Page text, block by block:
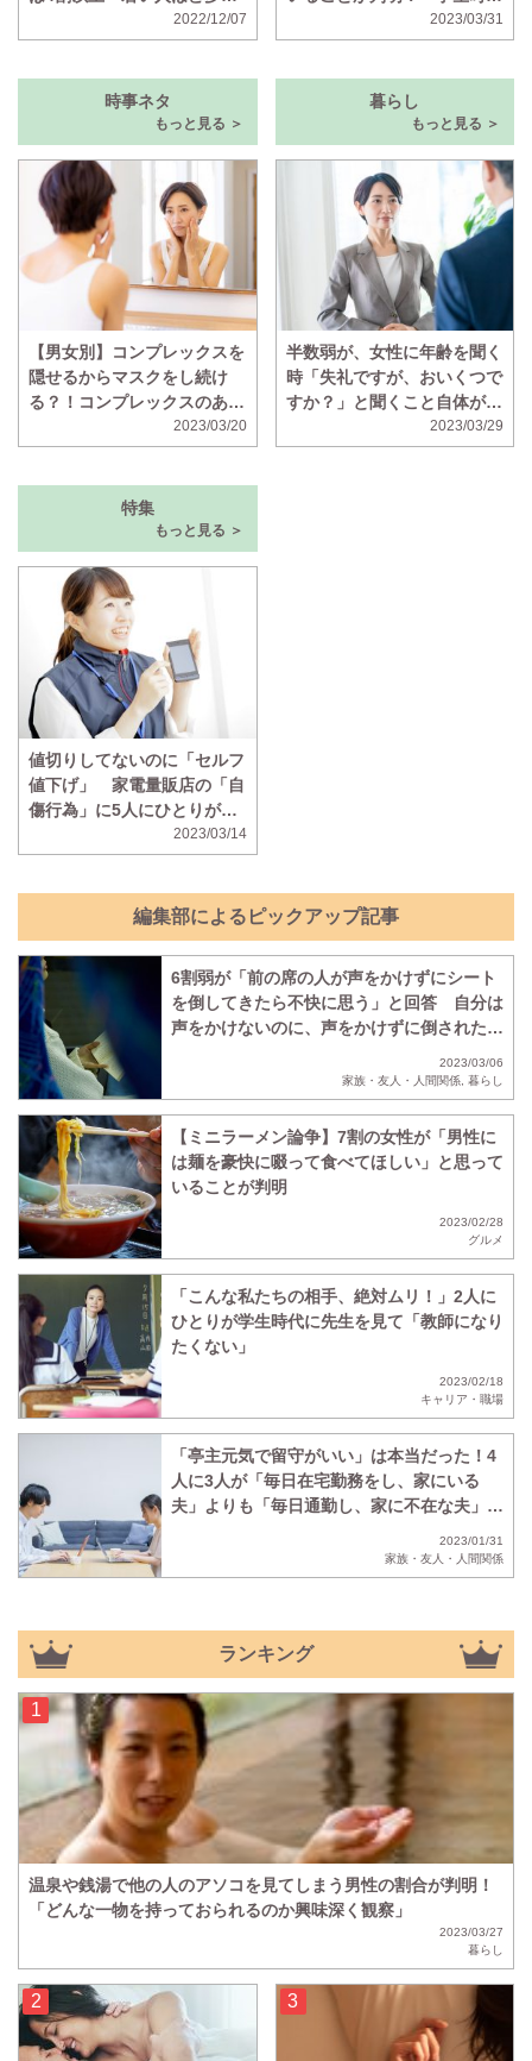
2022/12/07
はマドンナと呼ばれていた」
2023/03/31
時事ネタ
もっと見る ＞
【男女別】コンプレックスを
隠せるからマスクをし続け
る？！コンプレックスのある
顔の部位ランキング！2023/03/20
暮らし
もっと見る ＞
半数弱が、女性に年齢を聞く
時「失礼ですが、おいくつで
すか？」と聞くこと自体が失
礼だと思っていることが判明
2023/03/29
特集
もっと見る ＞
値切りしてないのに「セルフ
値下げ」 家電量販店の「自
傷行為」に5人にひとりがモ
2023/03/14
編集部によるピックアップ記事
6割弱が「前の席の人が声をかけずにシート
を倒してきたら不快に思う」と回答 自分は
声をかけないのに、声をかけずに倒されたら
2023/03/06
家族・友人・人間関係 暮らし
【ミニラーメン論争】7割の女性が「男性に
は麺を豪快に啜って食べてほしい」と思って
いることが判明
2023/02/28
グルメ
「こんな私たちの相手、絶対ムリ！」2人に
ひとりが学生時代に先生を見て「教師になり
たくない」
2023/02/18
キャリア・職場
「亭主元気で留守がいい」は本当だった！4
人に3人が「毎日在宅勤務をし、家にいる
夫」よりも「毎日通勤し、家に不在な夫」の
2023/01/31
家族・友人・人間関係
ランキング
温泉や銭湯で他の人のアソコを見てしまう男性の割合が判明！
「どんな一物を持っておられるのか興味深く観察」
2023/03/27
暮らし